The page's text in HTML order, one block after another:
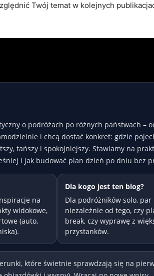
Twój temat w kolejnych
o podróżach po różnych państwach –
i chcą dostać konkret: gdzie
tańszy i spokojniejszy. Stawiamy na
i jak budować plan dzień po dniu bez
na
widokowe,
(auto,
Dla kogo jest ten blog?
Dla podróżników solo,
niezależnie od tego, czy
break, czy wyprawę z
przystanków.
które świetnie sprawdzają się na